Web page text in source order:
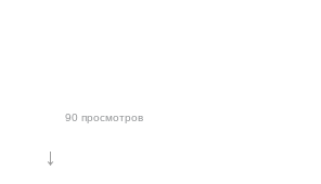
↓
90 просмотров